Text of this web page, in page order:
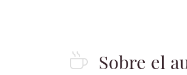
Sobre el